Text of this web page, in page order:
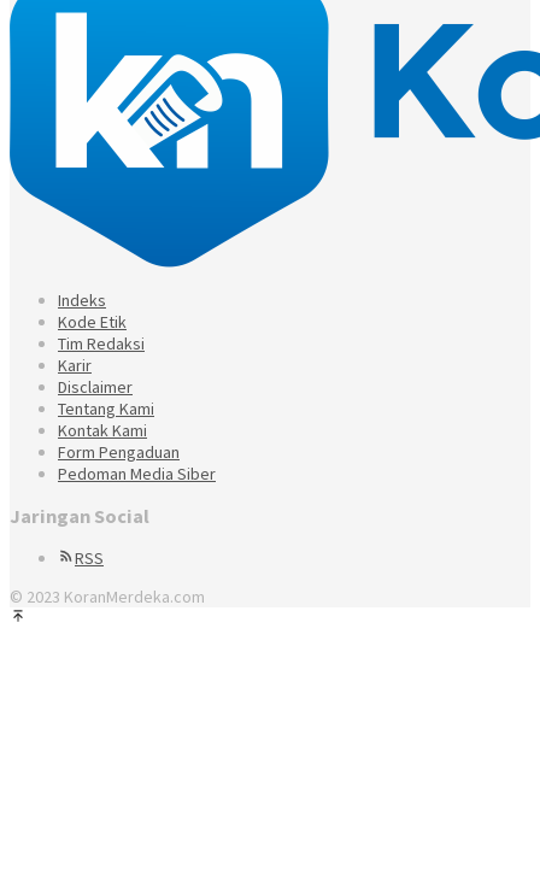
Indeks
Kode Etik
Tim Redaksi
Karir
Disclaimer
Tentang Kami
Kontak Kami
Form Pengaduan
Pedoman Media Siber
Jaringan Social
RSS
© 2023 KoranMerdeka.com